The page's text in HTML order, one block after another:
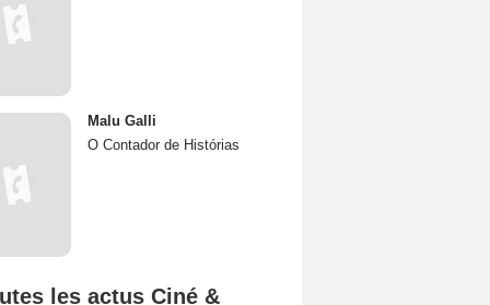
Malu Galli
O Contador de Histórias
les actus Ciné &